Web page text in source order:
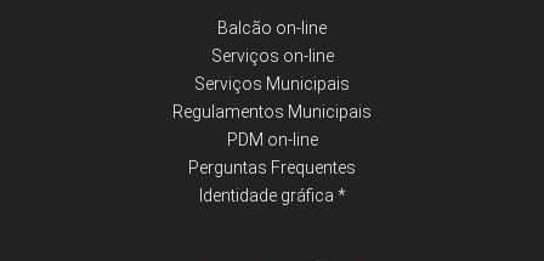
Balcão on-line
Serviços on-line
Serviços Municipais
Regulamentos Municipais
PDM on-line
Perguntas Frequentes
Identidade gráfica *